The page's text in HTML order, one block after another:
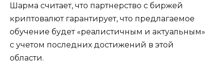
Шарма считает, что партнерство с биржей
криптовалют гарантирует, что предлагаемое
обучение будет «реалистичным и актуальным»
с учетом последних достижений в этой
области.